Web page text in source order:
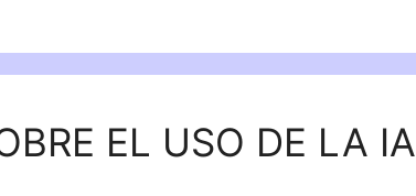
EL USO DE LA IA